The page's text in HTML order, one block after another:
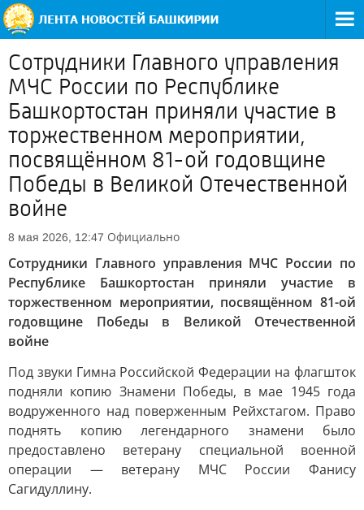
Сотрудники Главного управления
МЧС России по Республике
Башкортостан приняли участие в
торжественном мероприятии,
посвящённом 81-ой годовщине
Победы в Великой Отечественной
войне
8 мая 2026, 12:47 Официально
Сотрудники Главного управления МЧС России по
Республике Башкортостан приняли участие в
торжественном мероприятии, посвящённом 81-ой
годовщине Победы в Великой Отечественной
войне
Под звуки Гимна Российской Федерации на флагшток
подняли копию Знамени Победы, в мае 1945 года
водруженного над поверженным Рейхстагом. Право
поднять копию легендарного знамени было
предоставлено ветерану специальной военной
операции — ветерану МЧС России Фанису
Сагидуллину.